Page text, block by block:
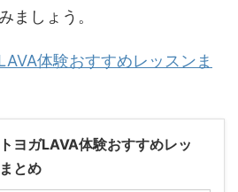
ましょう。
体験おすすめレッスンま
ヨガLAVA体験おすすめレッ
とめ